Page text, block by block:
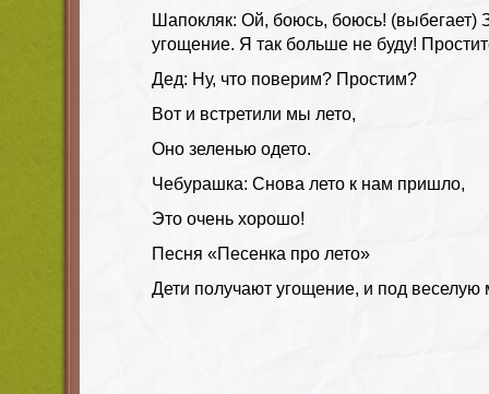
Шапокляк: Ой, боюсь, боюсь! (выбегает)
угощение. Я так больше не буду!
Дед: Ну, что поверим? Простим?
Вот и встретили мы лето,
Оно зеленью одето.
Чебурашка: Снова лето к нам пришло,
Это очень хорошо!
Песня «Песенка про лето»
Дети получают угощение, и под веселую